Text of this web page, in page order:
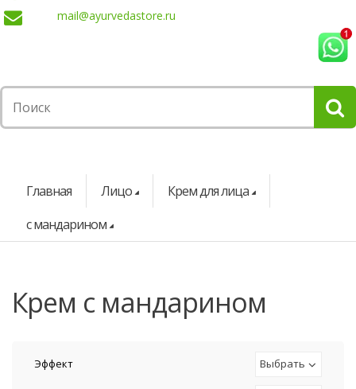
mail@ayurvedastore.ru
Главная Лицо
Крем для лица
с мандарином
крем с мандарином
Эффект Выбрать